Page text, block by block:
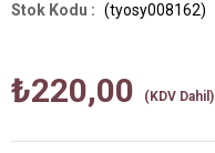
(tyosy008162)
₺220,00 (KDV Dahil)